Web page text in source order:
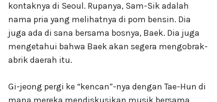
kontaknya di Seoul. Rupanya, Sam-Sik adalah
nama pria yang melihatnya di pom bensin. Dia
juga ada di sana bersama bosnya, Baek. Dia juga
mengetahui bahwa Baek akan segera mengobrak-
abrik daerah itu.
Gi-jeong pergi ke “kencan”-nya dengan Tae-Hun di